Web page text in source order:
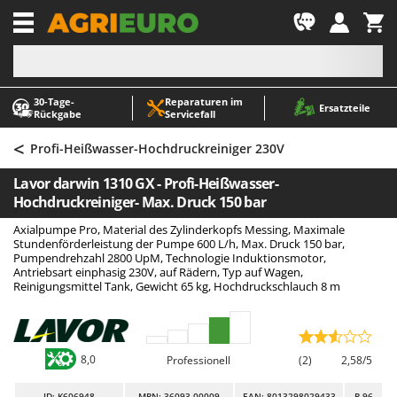
30‑Tage-
Rückgabe
Reparaturen im
Servicefall
Ersatzteile
-1
A
Abbeermaschinen - Traubenmühlen
Abfüllgeräte
Akku Gartenscheren
Akku Gras- und Strauchscheren
Akku-Stichsägen
Allzwecktransporter - Motorschubkarren
Alu-Teleskopleitern
Arbeitsschutzkleidung
Aschesauger
A
ABAC
AgriEuro Premium
AgriEuro TOP-LINE
AGT
Aima
Airmec
AL-KO
Alce
Alpina
< Profi-Heißwasser-Hochdruckreiniger 230V
Lavor darwin 1310 GX - Profi-Heißwasser-
Hochdruckreiniger- Max. Druck 150 bar
Axialpumpe Pro, Material des Zylinderkopfs Messing, Maximale
Stundenförderleistung der Pumpe 600 L/h, Max. Druck 150 bar,
Pumpendrehzahl 2800 UpM, Technologie Induktionsmotor,
Antriebsart einphasig 230V, auf Rädern, Typ auf Wagen,
Reinigungsmittel Tank, Gewicht 65 kg, Hochdruckschlauch 8 m
8,0 Professionell (2) 2,58/5